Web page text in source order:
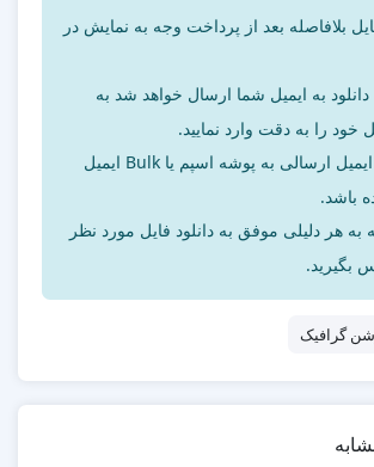
بلافاصله بعد از پرداخت وجه به نمایش در
به ایمیل شما ارسال خواهد شد به
خود را به دقت وارد نمایید.
ممکن است ایمیل ارسالی به پوشه اسپم یا Bulk ایمیل
باشد.
هر دلیلی موفق به دانلود فایل مورد نظر
بگیرید.
گرافیک